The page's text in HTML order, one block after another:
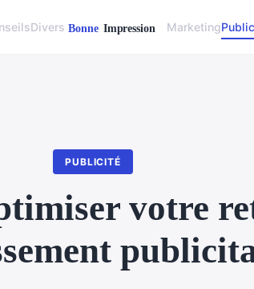
Divers Marketing
PUBLICITÉ
votre